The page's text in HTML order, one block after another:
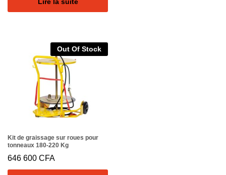
Out Of Stock
Kit de graissage sur roues pour
tonneaux 180-220 Kg
646 600 CFA